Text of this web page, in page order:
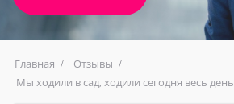
Главная
Отзывы
Мы ходили в сад, ходили сегодня весь день